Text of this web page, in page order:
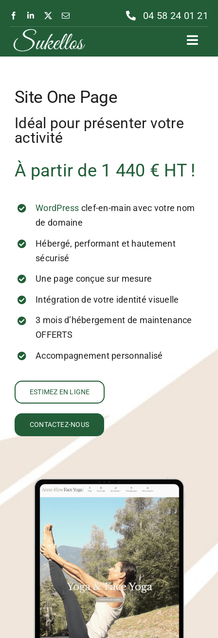
contenu
04 58 24 01 21
Site One Page
Idéal pour présenter votre
activité
À partir de 1 440 € HT !
WordPress clef-en-main avec votre nom
de domaine
Hébergé, performant et hautement
sécurisé
Une page conçue sur mesure
Intégration de votre identité visuelle
3 mois d’hébergement de maintenance
OFFERTS
Accompagnement personnalisé
ESTIMEZ EN LIGNE
CONTACTEZ-NOUS